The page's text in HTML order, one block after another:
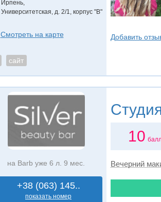
Ирпень,
Университетская, д. 2/1, корпус "В"
Смотреть на карте
сайт
Добавить
на Barb уже 6 л. 9 мес.
+38 (063) 145..
показать номер
10
Вечерний